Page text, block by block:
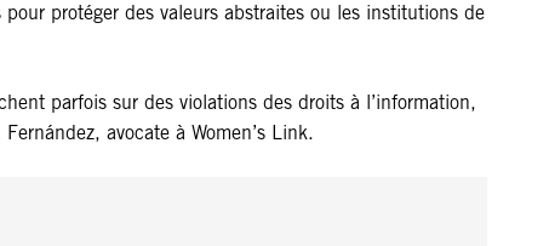
protéger des valeurs abstraites ou les institutions de
parfois sur des violations des droits à l’information,
avocate à Women’s Link.